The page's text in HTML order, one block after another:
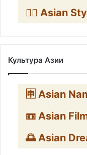
🧛‍♂️ Asian
Культура Азии
🈸 Asian
📼 Asian
🌅 Asian